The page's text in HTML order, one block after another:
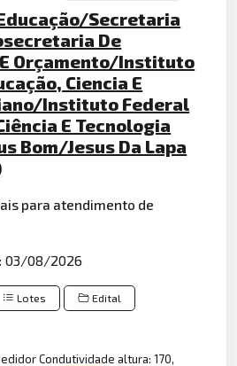
Secretaria
De
Orçamento/Instituto
Ciencia E
Instituto Federal
E Tecnologia
Bom/Jesus Da Lapa
para atendimento de
03/08/2026
Lotes Edital
Condutividade altura: 170,